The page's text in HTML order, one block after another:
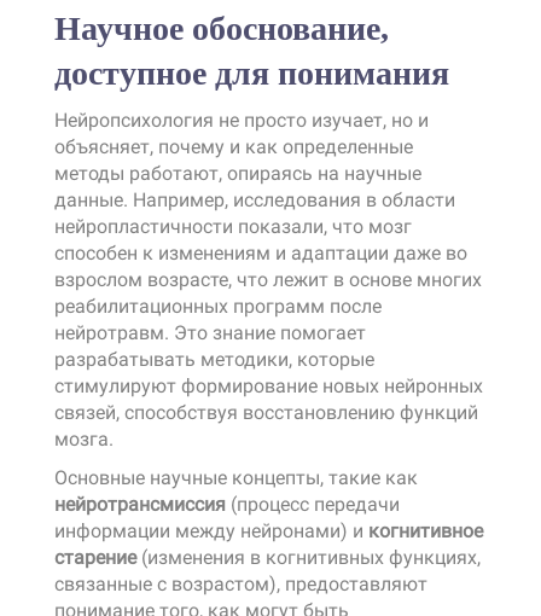
Научное обоснование,
доступное для понимания
Нейропсихология не просто изучает, но и
объясняет, почему и как определенные
методы работают, опираясь на научные
данные. Например, исследования в области
нейропластичности показали, что мозг
способен к изменениям и адаптации даже во
взрослом возрасте, что лежит в основе многих
реабилитационных программ после
нейротравм. Это знание помогает
разрабатывать методики, которые
стимулируют формирование новых нейронных
связей, способствуя восстановлению функций
мозга.
Основные научные концепты, такие как
нейротрансмиссия (процесс передачи
информации между нейронами) и когнитивное
старение(изменения в когнитивных функциях,
связанные с возрастом), предоставляют
понимание того, как могут быть